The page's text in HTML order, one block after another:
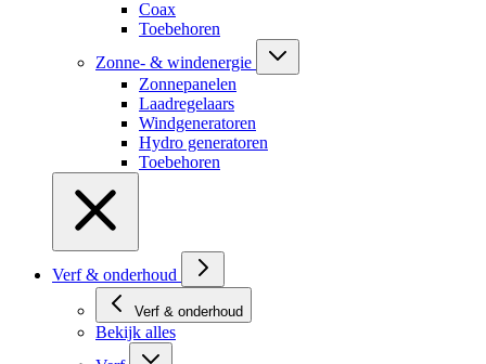
Coax
Toebehoren
Zonne- & windenergie
Zonnepanelen
Laadregelaars
Windgeneratoren
Hydro generatoren
Toebehoren
Verf & onderhoud
Verf & onderhoud
Bekijk alles